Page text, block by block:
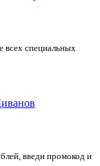
всех специальных
введи промокод и